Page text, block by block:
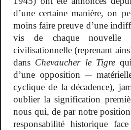
d’une certaine manière, on
moins faire preuve d’une
vis de chaque nouvelle
civilisationnelle (reprenant
dans Chevaucher le Tigre
d’une opposition ─
cyclique de la décadence),
oublier la signification
nous qui, de par notre
responsabilité historique